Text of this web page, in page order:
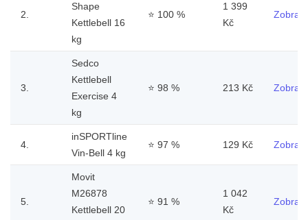
2.
Shape
Kettlebell 16
kg
⭐ 100 %
1 399
Kč
3.
Sedco
Kettlebell
Exercise 4
kg
⭐ 98 % 213 Kč
4.
inSPORTline
Vin-Bell 4 kg
⭐ 97 % 129 Kč
5.
Movit
M26878
Kettlebell 20
⭐ 91 %
1 042
Kč